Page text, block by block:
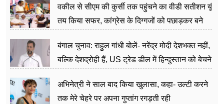
वकील से सीएम की कुर्सी तक पहुंचने का वीडी सतीशन यूं
तय किया सफर, कांग्रेस के दिग्गजों को पछाड़कर बने
बंगाल चुनाव: राहुल गांधी बोलें- नरेंद्र मोदी देशभक्त नहीं,
बल्कि देशद्रोही हैं, US ट्रेड डील में हिन्दुस्तान को बेचने
अभिनेत्री ने साल बाद किया खुलासा, कहा- उल्टी करने
तक मेरे चेहरे पर अपना गुप्तांग रगड़ती रही